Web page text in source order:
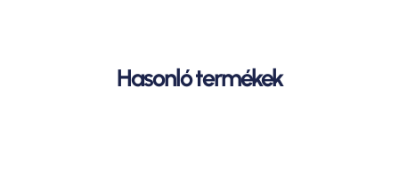
Hasonló termékek